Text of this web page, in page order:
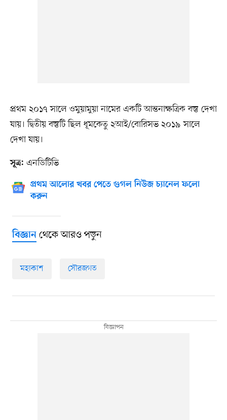
প্রথম ২০১৭ সালে ওমুয়ামুয়া নামের একটি আন্তনাক্ষত্রিক বস্তু দেখা
যায়। দ্বিতীয় বস্তুটি ছিল ধূমকেতু ২আই/বোরিসভ ২০১৯ সালে
দেখা যায়।
সূত্র: এনডিটিভি
প্রথম আলোর খবর পেতে গুগল নিউজ চ্যানেল ফলো
করুন
বিজ্ঞানথেকে আরও পড়ুন
মহাকাশ সৌরজগত